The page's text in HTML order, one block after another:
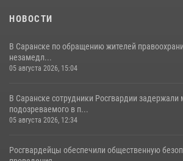
НОВОСТИ
В Саранске по обращению жителей
незамедл...
05 августа 2026, 15:04
В Саранске сотрудники Росгвардии задержали
подозреваемого в п...
05 августа 2026, 12:34
Росгвардейцы обеспечили общественную